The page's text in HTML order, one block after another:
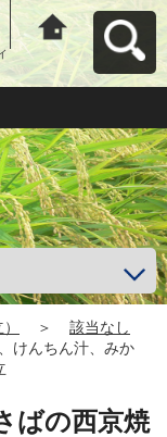
さいたま市 食育
なびへ戻る
＞
該当なし
けんちん汁、みか
ばの西京焼